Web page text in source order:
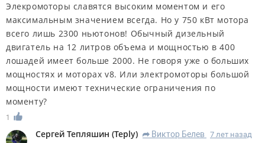
Элекромоторы славятся высоким моментом и его
максимальным значением всегда. Но у 750 кВт мотора
всего лишь 2300 ньютонов! Обычный дизельный
двигатель на 12 литров объема и мощностью в 400
лошадей имеет больше 2000. Не говоря уже о больших
мощностях и моторах v8. Или электромоторы большой
мощности имеют технические ограничения по
моменту?
1
Сергей Тепляшин (Teply) R Виктор Белев 7 лет назад